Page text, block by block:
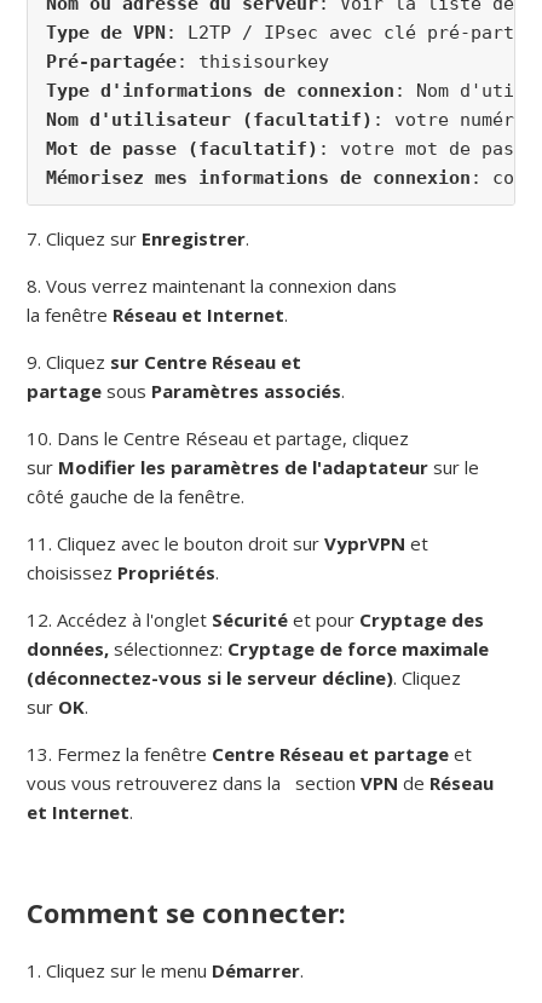
Type de VPN: L2TP / IPsec avec clé pré-
Pré-partagée
Type d'informations de connexion
Nom d'utilisateur (facultatif)
Mot de passe (facultatif)
Mémorisez mes informations de connexion :
7. Cliquez sur Enregistrer.
8. Vous verrez maintenant la connexion dans
la fenêtre Réseau et Internet.
9. Cliquez sur Centre Réseau et
partagesous Paramètres associés.
10. Dans le Centre Réseau et partage, cliquez
sur Modifier les paramètres de l'adaptateur sur le
côté gauche de la fenêtre.
11. Cliquez avec le bouton droit surVyprVPNet
choisissez Propriétés.
12. Accédez à l'onglet Sécurité et pour Cryptage des
données, sélectionnez: Cryptage de force maximale
(déconnectez-vous si le serveur décline). Cliquez
sur OK.
13. Fermez la fenêtre Centre Réseau et partage et
vous vous retrouverez dans la
section VPN de Réseau
et Internet.
Comment se connecter:
1. Cliquez sur le menu Démarrer.